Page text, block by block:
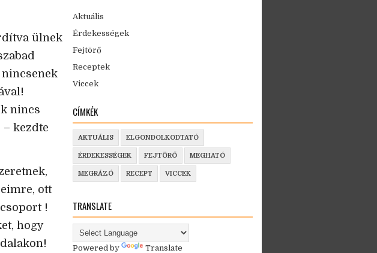
ülnek
nincs
kezdte
ott
!
hogy
Aktuális
Érdekességek
Fejtörő
Receptek
Viccek
CÍMKÉK
AKTUÁLIS ELGONDOLKODTATÓ
ÉRDEKESSÉGEK FEJTÖRŐ MEGHATÓ
MEGRÁZÓ RECEPT VICCEK
TRANSLATE
Powered by Translate